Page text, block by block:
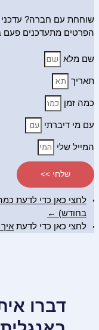
שוחחת עם חברה?
הפרטים מתעדכנים פעם
שם מלא
תאריך
כמה זמן
עם מי דיברתי
המייל שלי
שלחי >>
לחצי כאן כדי לדעת
בחודש) ←
לחצי כאן כדי לדעת
דברו